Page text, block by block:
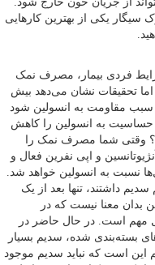
سیگار یکی از بهترین کارهایی
فردی بیمار، مصرف نمک
اما تحقیقات نشان می‌دهد بیش
مقاومت به انسولین شود
به انسولین را کاهش
وقتی شما مصرف نمک را
و اپی نفرین فعال و
به انسولین خواهد شد.
داشتند، تنها بعد از یک
بدان معنا نیست که در
مهم است. در حال حاضر در
بسته‌بندی شده، سدیم بسیار
این است که نباید سدیم موجود